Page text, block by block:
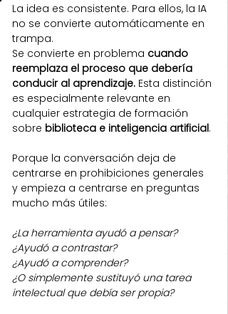
La idea es consistente. Para ellos, la IA
no se convierte automáticamente en
trampa.
Se convierte en problema cuando
reemplaza el proceso que debería
conducir al aprendizaje. Esta distinción
es especialmente relevante en
cualquier estrategia de formación
sobre biblioteca e inteligencia artificial.
Porque la conversación deja de
centrarse en prohibiciones generales
y empieza a centrarse en preguntas
mucho más útiles:
¿La herramienta ayudó a pensar?
¿Ayudó a contrastar?
¿Ayudó a comprender?
¿O simplemente sustituyó una tarea
intelectual que debía ser propia?